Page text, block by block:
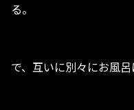
る。
で、互いに別々にお風呂